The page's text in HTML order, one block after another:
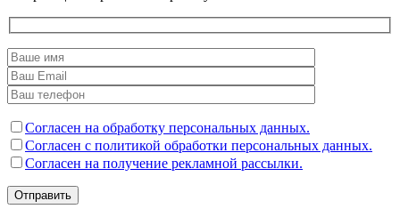
Согласен на обработку персональных данных.
Согласен с политикой обработки персональных данных.
Согласен на получение рекламной рассылки.
Отправить